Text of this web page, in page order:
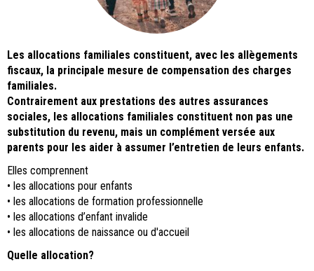
Les allocations familiales constituent, avec les allègements
fiscaux, la principale mesure de compensation des charges
familiales.
Contrairement aux prestations des autres assurances
sociales, les allocations familiales constituent non pas une
substitution du revenu, mais un complément versée aux
parents pour les aider à assumer l’entretien de leurs enfants.
Elles comprennent
• les allocations pour enfants
• les allocations de formation professionnelle
• les allocations d’enfant invalide
• les allocations de naissance ou d'accueil
Quelle allocation?